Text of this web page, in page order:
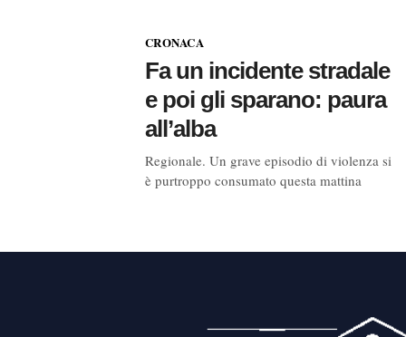
CRONACA
Fa un incidente stradale
e poi gli sparano: paura
all’alba
Regionale. Un grave episodio di violenza si
è purtroppo consumato questa mattina